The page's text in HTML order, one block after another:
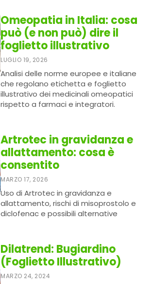
Omeopatia in Italia: cosa
può (e non può) dire il
foglietto illustrativo
LUGLIO 19, 2026
Analisi delle norme europee e italiane
che regolano etichetta e foglietto
illustrativo dei medicinali omeopatici
rispetto a farmaci e integratori.
Artrotec in gravidanza e
allattamento: cosa è
consentito
MARZO 17, 2026
Uso di Artrotec in gravidanza e
allattamento, rischi di misoprostolo e
diclofenac e possibili alternative
Dilatrend: Bugiardino
(Foglietto Illustrativo)
MARZO 24, 2024